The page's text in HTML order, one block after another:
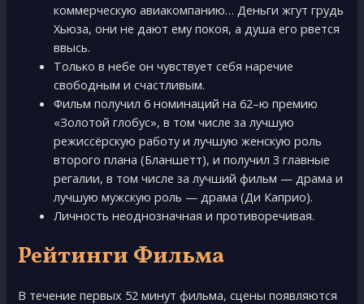
коммерческую авиакомпанию… Деньги жгут грудь
Хьюза, они не дают ему покоя, а душа его рвется
ввысь.
Только в небе он чувствует себя наречие
свободным и счастливым.
Фильм получил 6 номинаций на 62–ю премию
«Золотой глобус», в том числе за лучшую
режиссёрскую работу и лучшую женскую роль
второго плана (Бланшетт), и получил 3 главные
регалии, в том числе за лучший фильм — драма и
лучшую мужскую роль — драма (Ди Каприо).
Личность неоднозначная и противоречивая.
Рейтинги Фильма
В течение первых 52 минут фильма, сцены появляются